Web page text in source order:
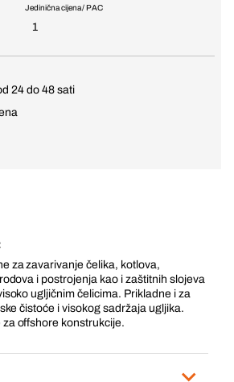
Jedinična cijena / PAC
1
24 do 48 sati
za zavarivanje čelika, kotlova,
i postrojenja kao i zaštitnih slojeva
ugljičnim čelicima. Prikladne i za
čistoće i visokog sadržaja ugljika.
offshore konstrukcije.